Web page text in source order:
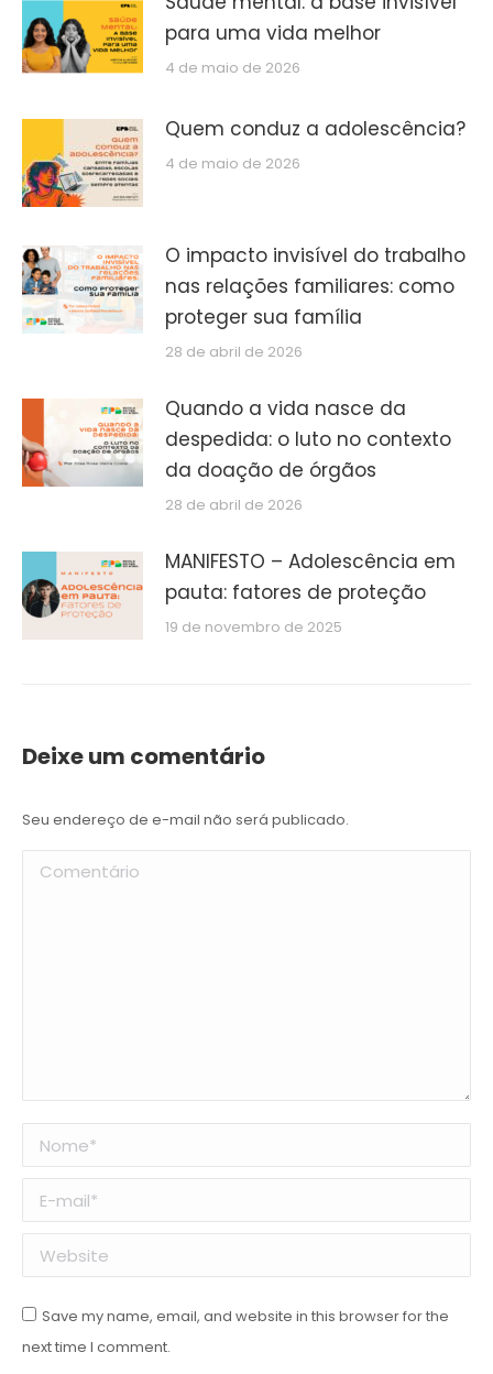
para uma vida melhor
4 de maio de 2026
Quem conduz a adolescência?
4 de maio de 2026
O impacto invisível do trabalho
nas relações familiares: como
proteger sua família
28 de abril de 2026
Quando a vida nasce da
despedida: o luto no contexto
da doação de órgãos
28 de abril de 2026
MANIFESTO – Adolescência em
pauta: fatores de proteção
19 de novembro de 2025
Deixe um comentário
Seu endereço de e-mail não será publicado.
Comentário
Nome *
E-mail *
Website
Save my name, email, and website in this browser for the
next time I comment.